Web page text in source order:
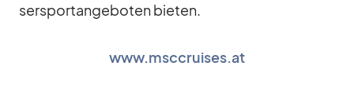
ser­sport­an­ge­bo­ten bie­ten.
www.msccruises.at